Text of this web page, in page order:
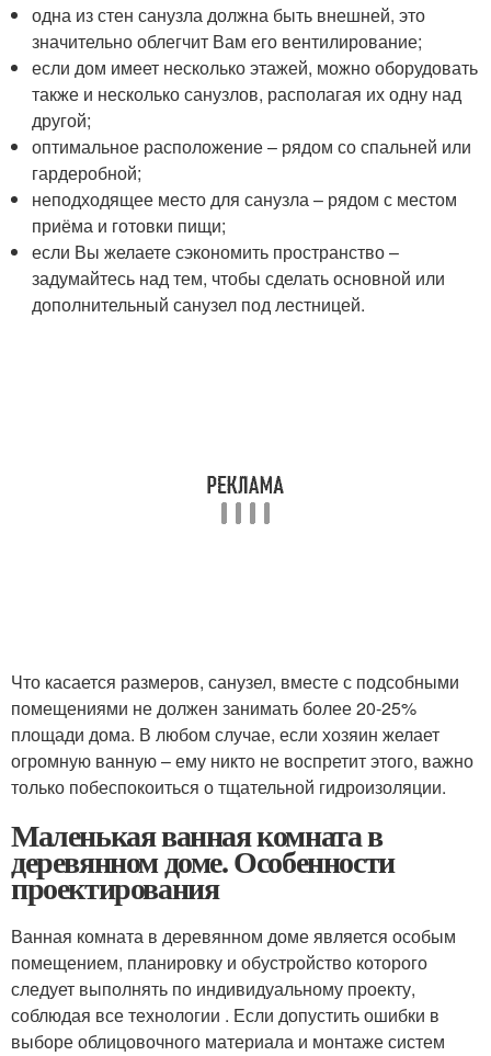
одна из стен санузла должна быть внешней, это
значительно облегчит Вам его вентилирование;
если дом имеет несколько этажей, можно оборудовать
также и несколько санузлов, располагая их одну над
другой;
оптимальное расположение – рядом со спальней или
гардеробной;
неподходящее место для санузла – рядом с местом
приёма и готовки пищи;
если Вы желаете сэкономить пространство –
задумайтесь над тем, чтобы сделать основной или
дополнительный санузел под лестницей.
Что касается размеров, санузел, вместе с подсобными
помещениями не должен занимать более 20-25%
площади дома. В любом случае, если хозяин желает
огромную ванную – ему никто не воспретит этого, важно
только побеспокоиться о тщательной гидроизоляции.
Маленькая ванная комната в
деревянном доме. Особенности
проектирования
Ванная комната в деревянном доме является особым
помещением, планировку и обустройство которого
следует выполнять по индивидуальному проекту,
соблюдая все технологии . Если допустить ошибки в
выборе облицовочного материала и монтаже систем